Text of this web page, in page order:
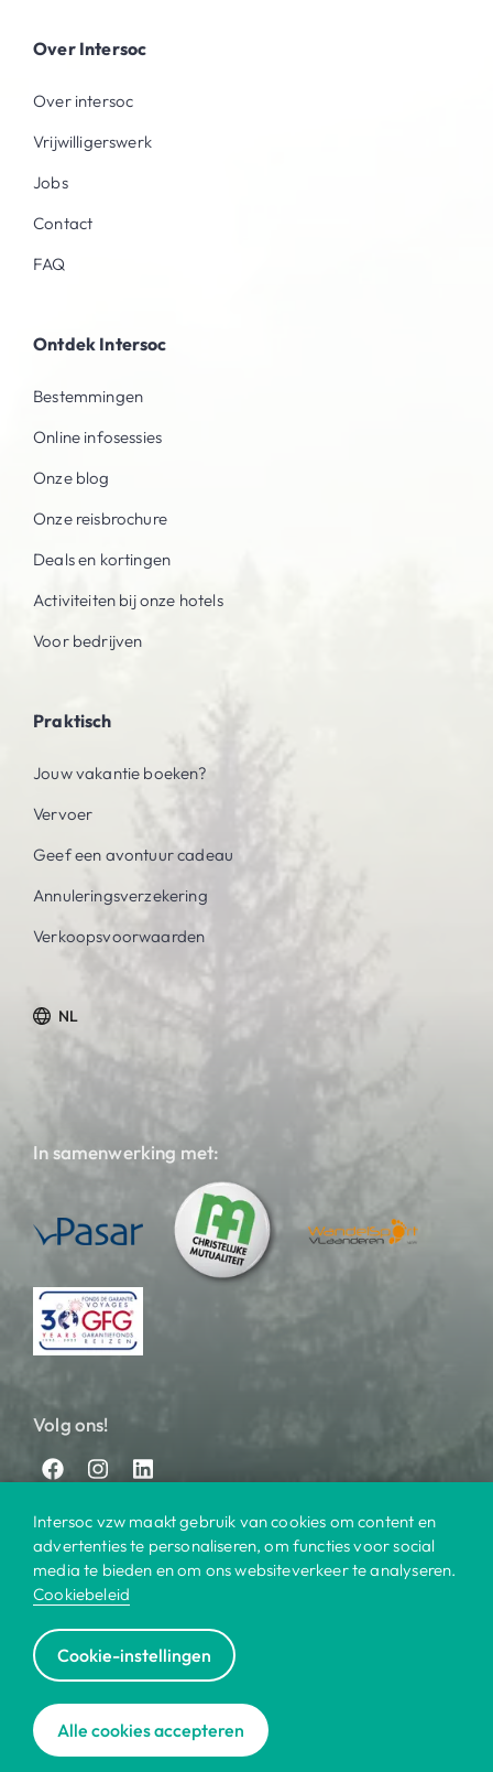
Over Intersoc
Over intersoc
Vrijwilligerswerk
Jobs
Contact
FAQ
Ontdek Intersoc
Bestemmingen
Online infosessies
Onze blog
Onze reisbrochure
Deals en kortingen
Activiteiten bij onze hotels
Voor bedrijven
Praktisch
Jouw vakantie boeken?
Vervoer
Geef een avontuur cadeau
Annuleringsverzekering
Verkoopsvoorwaarden
NL
In samenwerking met:
Volg ons!
Bestemmingen | Contact
Cookiebeleid | Disclaimer |
Voor bedrijven
Intersoc vzw maakt gebruik van cookies om content en
advertenties te personaliseren, om functies voor social
media te bieden en om ons websiteverkeer te analyseren.
Cookiebeleid
Cookie-instellingen
Alle cookies accepteren